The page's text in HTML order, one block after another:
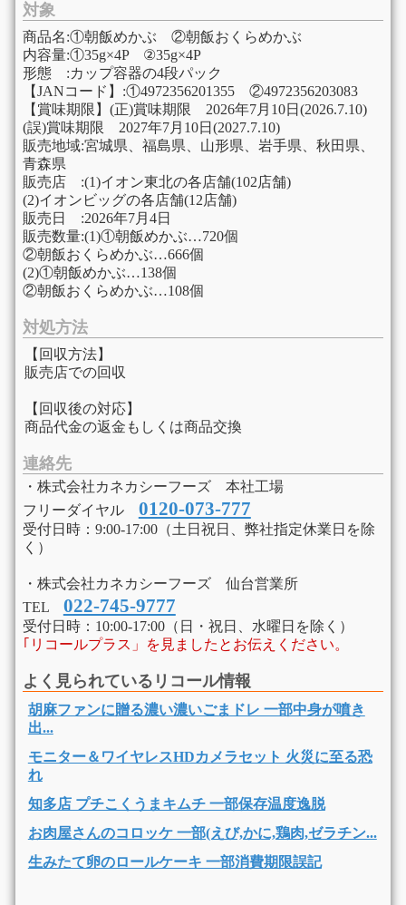
対象
商品名:①朝飯めかぶ ②朝飯おくらめかぶ
内容量:①35g×4P ②35g×4P
形態 :カップ容器の4段パック
【JANコード】:①4972356201355 ②4972356203083
【賞味期限】(正)賞味期限 2026年7月10日(2026.7.10)
(誤)賞味期限 2027年7月10日(2027.7.10)
販売地域:宮城県、福島県、山形県、岩手県、秋田県、
青森県
販売店 :(1)イオン東北の各店舗(102店舗)
(2)イオンビッグの各店舗(12店舗)
販売日 :2026年7月4日
販売数量:(1)①朝飯めかぶ…720個
②朝飯おくらめかぶ…666個
(2)①朝飯めかぶ…138個
②朝飯おくらめかぶ…108個
対処方法
【回収方法】
販売店での回収
【回収後の対応】
商品代金の返金もしくは商品交換
連絡先
・株式会社カネカシーフーズ 本社工場
フリーダイヤル 0120-073-777
受付日時：9:00-17:00（土日祝日、弊社指定休業日を除
く）
・株式会社カネカシーフーズ 仙台営業所
TEL 022-745-9777
受付日時：10:00-17:00（日・祝日、水曜日を除く）
｢リコールプラス」を見ましたとお伝えください。
よく見られているリコール情報
胡麻ファンに贈る濃い濃いごまドレ 一部中身が噴き
出...
モニター＆ワイヤレスHDカメラセット 火災に至る恐
れ
知多店 プチこくうまキムチ 一部保存温度逸脱
お肉屋さんのコロッケ 一部(えび,かに,鶏肉,ゼラチン...
生みたて卵のロールケーキ 一部消費期限誤記